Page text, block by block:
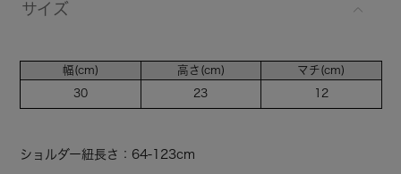
サイズ
幅(cm)
30
高さ(cm)
23
マチ(cm)
12
ショルダー紐長さ：64-123cm